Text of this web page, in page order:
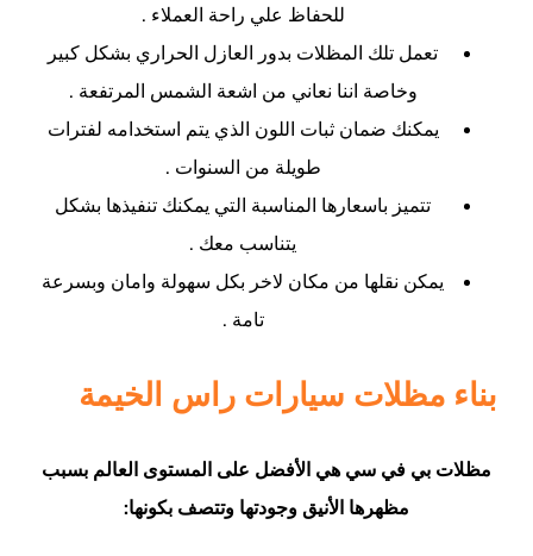
للحفاظ علي راحة العملاء .
تعمل تلك المظلات بدور العازل الحراري بشكل كبير
وخاصة اننا نعاني من اشعة الشمس المرتفعة .
يمكنك ضمان ثبات اللون الذي يتم استخدامه لفترات
طويلة من السنوات .
تتميز باسعارها المناسبة التي يمكنك تنفيذها بشكل
يتناسب معك .
يمكن نقلها من مكان لاخر بكل سهولة وامان وبسرعة
تامة .
بناء مظلات سيارات راس الخيمة
مظلات بي في سي هي الأفضل على المستوى العالم بسبب
مظهرها الأنيق وجودتها وتتصف بكونها: